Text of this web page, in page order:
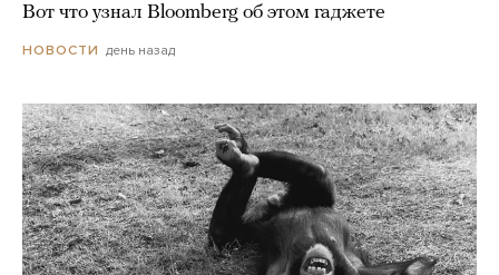
Вот что узнал Bloomberg об этом гаджете
НОВОСТИ день назад